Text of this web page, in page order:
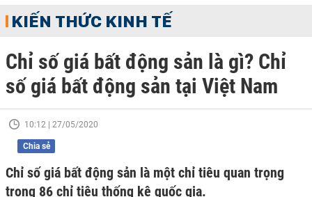
KIẾN THỨC KINH TẾ
Chỉ số giá bất động sản là gì? Chỉ
số giá bất động sản tại Việt Nam
10:12 | 27/05/2020
Chia sẻ
Chỉ số giá bất động sản là một chỉ tiêu quan trọng
trong 86 chỉ tiêu thống kê quốc gia.